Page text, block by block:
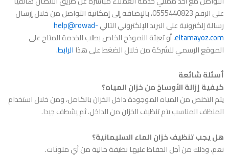
على الرقم 0555440823، بالإضافة إلى إمكانية التواصل من خلال إرسال
رسالة إلكترونية على البريد الإلكتروني التاليhelp@rowad-
eltamayoz.com، أو تعبئة النموذج الخاص بطلب الخدمة المتاح على
الموقع الرسمي للشركة من خلال الضغط على هذا الرابط.
أسئلة شائعة
كيفية إزالة الأوساخ من خزان المياه؟
يتم التخلص من المياه الموجودة داخل الخزان بالكامل، ومن خلال استخدام
المنظف المناسب يتم تنظيف الخزان من الداخل، ثم يشطف جيدا.
هل يجبتنظيف خزان الماءالسليمانية؟
نعم، وذلك من أجل الحفاظ عليها نظيفة خالية من أي ملوثات.